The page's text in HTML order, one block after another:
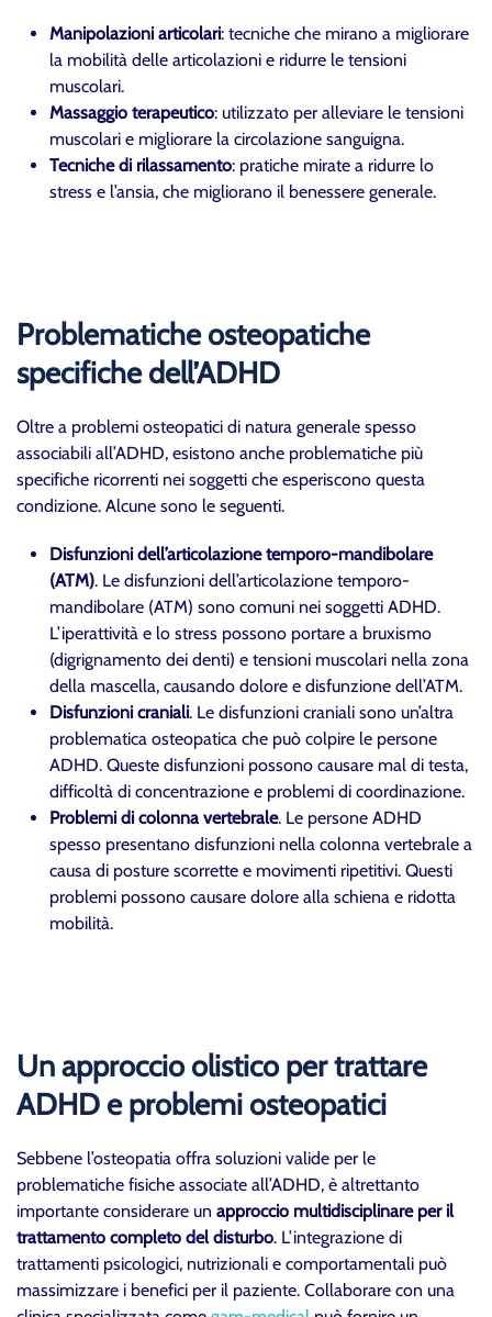
Manipolazioni articolari: tecniche che mirano a migliorare
la mobilità delle articolazioni e ridurre le tensioni
muscolari.
Massaggio terapeutico: utilizzato per alleviare le tensioni
muscolari e migliorare la circolazione sanguigna.
Tecniche di rilassamento: pratiche mirate a ridurre lo
stress e l’ansia, che migliorano il benessere generale.
Problematiche osteopatiche
specifiche dell’ADHD
Oltre a problemi osteopatici di natura generale spesso
associabili all’ADHD, esistono anche problematiche più
specifiche ricorrenti nei soggetti che esperiscono questa
condizione. Alcune sono le seguenti.
Disfunzioni dell’articolazione temporo-mandibolare
(ATM). Le disfunzioni dell’articolazione temporo-
mandibolare (ATM) sono comuni nei soggetti ADHD.
L’iperattività e lo stress possono portare a bruxismo
(digrignamento dei denti) e tensioni muscolari nella zona
della mascella, causando dolore e disfunzione dell’ATM.
Disfunzioni craniali. Le disfunzioni craniali sono un’altra
problematica osteopatica che può colpire le persone
ADHD. Queste disfunzioni possono causare mal di testa,
difficoltà di concentrazione e problemi di coordinazione.
Problemi di colonna vertebrale. Le persone ADHD
spesso presentano disfunzioni nella colonna vertebrale a
causa di posture scorrette e movimenti ripetitivi. Questi
problemi possono causare dolore alla schiena e ridotta
mobilità.
Un approccio olistico per trattare
ADHD e problemi osteopatici
Sebbene l’osteopatia offra soluzioni valide per le
problematiche fisiche associate all’ADHD, è altrettanto
importante considerare un approccio multidisciplinare per il
trattamento completo del disturbo. L’integrazione di
trattamenti psicologici, nutrizionali e comportamentali può
massimizzare i benefici per il paziente. Collaborare con una